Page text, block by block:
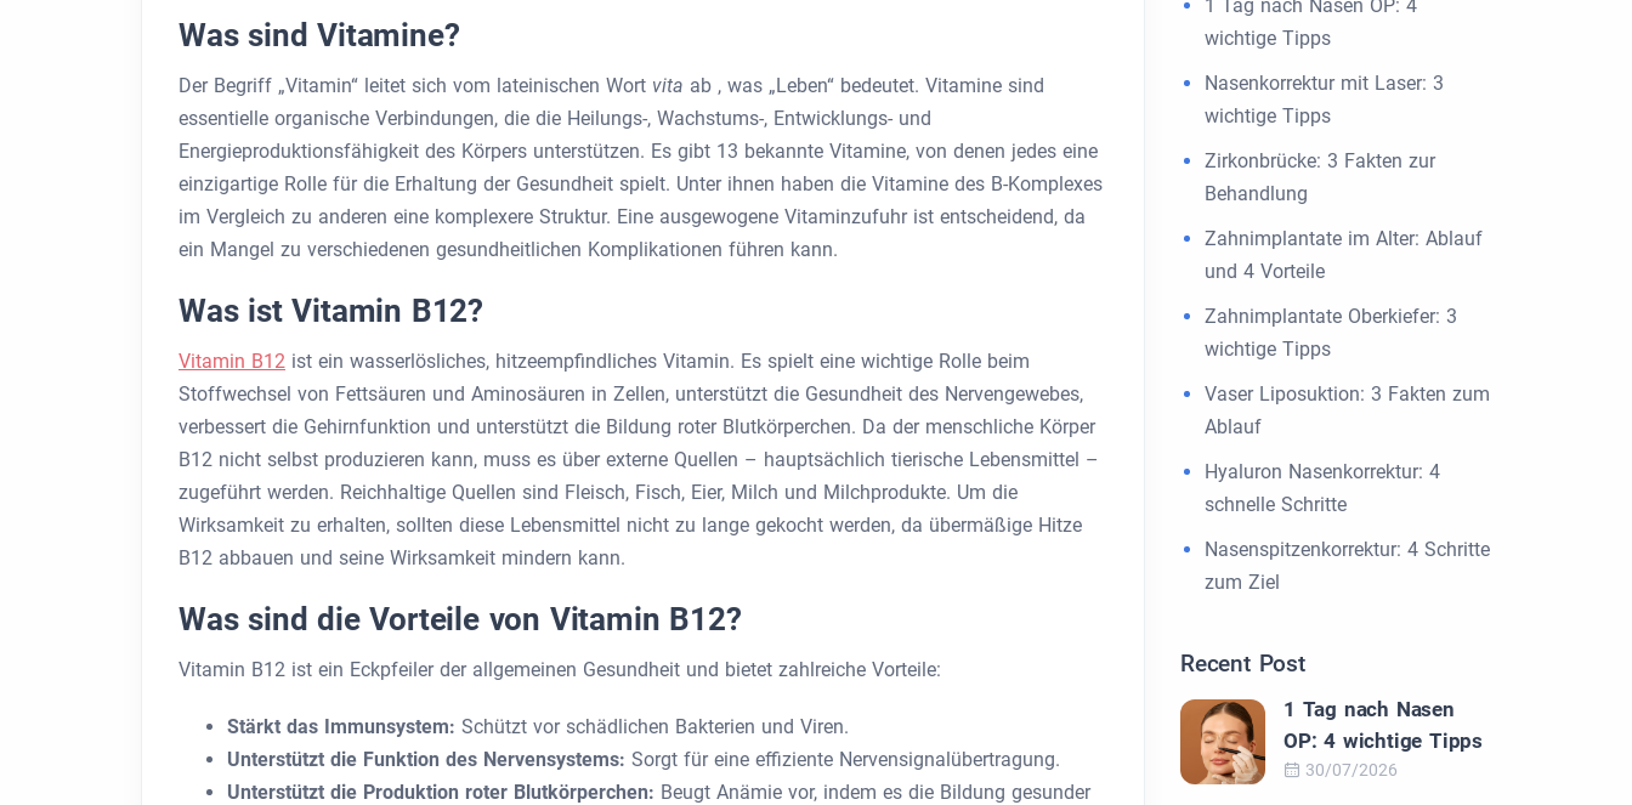
Was sind Vitamine?
Der Begriff „Vitamin“ leitet sich vom lateinischen Wort vita ab , was „Leben“ bedeutet. Vitamine sind
essentielle organische Verbindungen, die die Heilungs-, Wachstums-, Entwicklungs- und
Energieproduktionsfähigkeit des Körpers unterstützen. Es gibt 13 bekannte Vitamine, von denen jedes eine
einzigartige Rolle für die Erhaltung der Gesundheit spielt. Unter ihnen haben die Vitamine des B-Komplexes
im Vergleich zu anderen eine komplexere Struktur. Eine ausgewogene Vitaminzufuhr ist entscheidend, da
ein Mangel zu verschiedenen gesundheitlichen Komplikationen führen kann.
Was ist Vitamin B12?
Vitamin B12 ist ein wasserlösliches, hitzeempfindliches Vitamin. Es spielt eine wichtige Rolle beim
Stoffwechsel von Fettsäuren und Aminosäuren in Zellen, unterstützt die Gesundheit des Nervengewebes,
verbessert die Gehirnfunktion und unterstützt die Bildung roter Blutkörperchen. Da der menschliche Körper
B12 nicht selbst produzieren kann, muss es über externe Quellen – hauptsächlich tierische Lebensmittel –
zugeführt werden. Reichhaltige Quellen sind Fleisch, Fisch, Eier, Milch und Milchprodukte. Um die
Wirksamkeit zu erhalten, sollten diese Lebensmittel nicht zu lange gekocht werden, da übermäßige Hitze
B12 abbauen und seine Wirksamkeit mindern kann.
Was sind die Vorteile von Vitamin B12?
Vitamin B12 ist ein Eckpfeiler der allgemeinen Gesundheit und bietet zahlreiche Vorteile:
Stärkt das Immunsystem: Schützt vor schädlichen Bakterien und Viren.
Unterstützt die Funktion des Nervensystems: Sorgt für eine effiziente Nervensignalübertragung.
Unterstützt die Produktion roter Blutkörperchen: Beugt Anämie vor, indem es die Bildung gesunder
1 Tag nach Nasen OP: 4
wichtige Tipps
Nasenkorrektur mit Laser: 3
wichtige Tipps
Zirkonbrücke: 3 Fakten zur
Behandlung
Zahnimplantate im Alter: Ablauf
und 4 Vorteile
Zahnimplantate Oberkiefer: 3
wichtige Tipps
Vaser Liposuktion: 3 Fakten zum
Ablauf
Hyaluron Nasenkorrektur: 4
schnelle Schritte
Nasenspitzenkorrektur: 4 Schritte
zum Ziel
Recent Post
1 Tag nach Nasen
OP: 4 wichtige Tipps
30/07/2026